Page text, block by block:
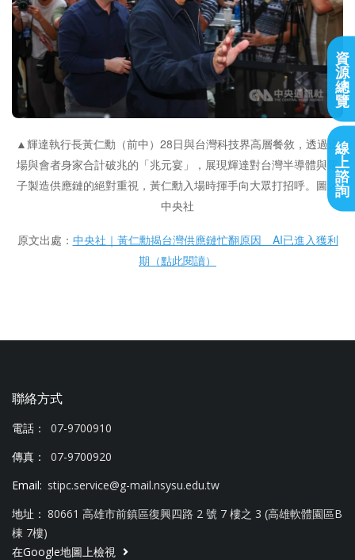
▲輝達執行長黃仁勳（前中）28日與台灣科技界高層餐敘，透過這
場與會者身家合計破兆的「兆元宴」，展現輝達對台灣半導體與電
子製造供應鏈的絕對重視，黃仁勳入場時揮手向大眾打招呼。圖／
中央社
原文出處： 中央社｜黃仁勳揭台灣供應鏈忙翻原因 AI已進入獲利
期（點此閱讀）
聯絡方式
電話：
07-9700910
傳真：
07-9700920
Email: stipc.service@g-mail.nsysu.edu.tw
地址： 80661 高雄市前鎮區復興四路 2 號 7 樓之 3 (高雄軟體園區B
棟 7樓)
在Google地圖上檢視
資
源
總
覽
線
上
諮
詢